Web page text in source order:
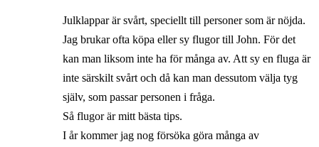
Julklappar är svårt, speciellt till personer som är nöjda.
Jag brukar ofta köpa eller sy flugor till John. För det
kan man liksom inte ha för många av. Att sy en fluga är
inte särskilt svårt och då kan man dessutom välja tyg
själv, som passar personen i fråga.
Så flugor är mitt bästa tips.
I år kommer jag nog försöka göra många av